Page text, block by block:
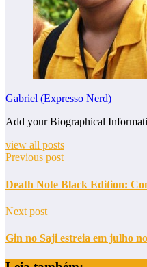
Gabriel (Expresso Nerd)
Add your Biographical
view all posts
Previous post
Death Note Black Edition:
Next post
Gin no Saji estreia em julho